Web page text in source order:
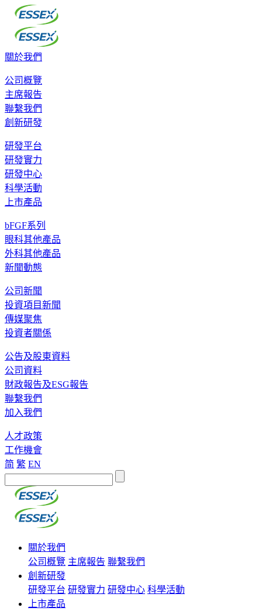
關於我們
公司概覽
主席報告
聯繫我們
創新研發
研發平台
研發實力
研發中心
科學活動
上市產品
bFGF系列
眼科其他產品
外科其他產品
新聞動態
公司新聞
投資項目新聞
傳媒聚焦
投資者關係
公告及股東資料
公司資料
財政報告及ESG報告
聯繫我們
加入我們
人才政策
工作機會
简 繁 EN
關於我們
公司概覽 主席報告 聯繫我們
創新研發
研發平台 研發實力 研發中心 科學活動
上市產品